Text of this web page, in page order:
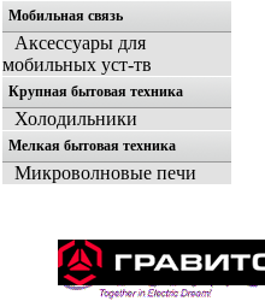
Мобильная связь
Аксессуары для
мобильных уст-тв
Крупная бытовая техника
Холодильники
Мелкая бытовая техника
Микроволновые печи